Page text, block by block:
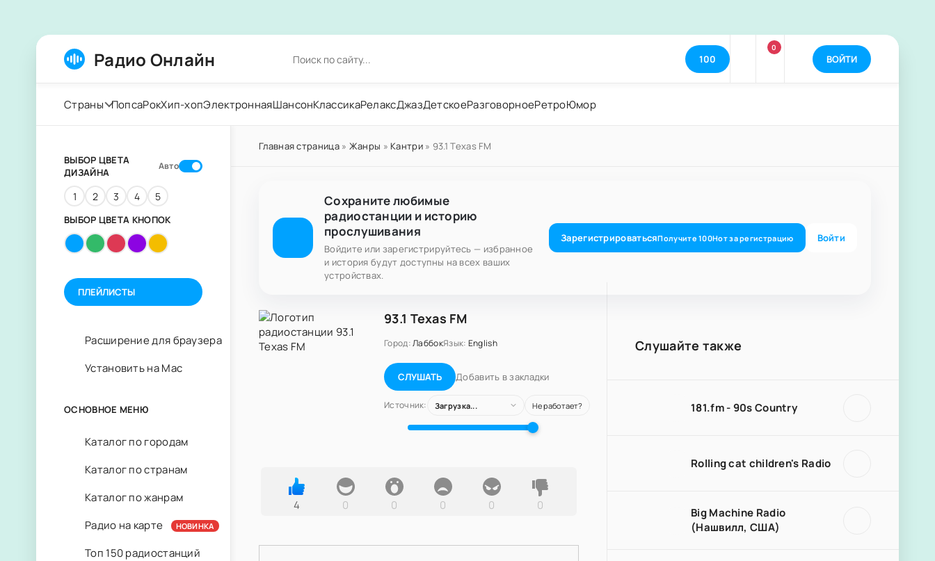
Радио Онлайн 100
0
ВОЙТИ
Страны ПопсаРокХип-хопЭлектроннаяШансонКлассикаРелаксДжазДетскоеРазговорноеРетроЮмор
Главная страница» Жанры » Кантри» 93.1 Texas FM
Сохраните любимые
радиостанции и историю
прослушивания
Войдите или зарегистрируйтесь — избранное
и история будут доступны на всех ваших
устройствах.
ЗарегистрироватьсяПолучите100Нотза регистрацию Войти
93.1 Texas FM
Город:ЛаббокЯзык: English
СЛУШАТЬ Добавить в закладки
Источник: Загрузка... Не работает?
4 0 0 0 0 0
Слушайте также
181.fm - 90s Country
Rolling cat children's Radio
Big Machine Radio
(Нашвилл, США)
ВЫБОР ЦВЕТА
ДИЗАЙНА
Авто
1 2 3 4 5
ВЫБОР ЦВЕТА КНОПОК
ПЛЕЙЛИСТЫ
Расширение для браузера
Установить на Mac
ОСНОВНОЕ МЕНЮ
Каталог по городам
Каталог по странам
Каталог по жанрам
Радио на карте
НОВИНКА
Топ 150 радиостанций